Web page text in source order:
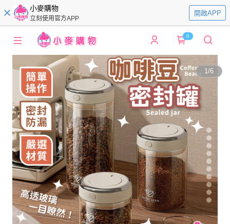
小麥購物
立刻使用官方APP
開啟APP
0
1/6